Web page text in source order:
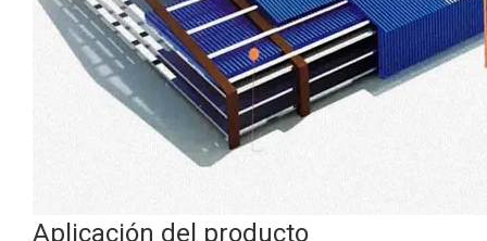
Aplicación del producto